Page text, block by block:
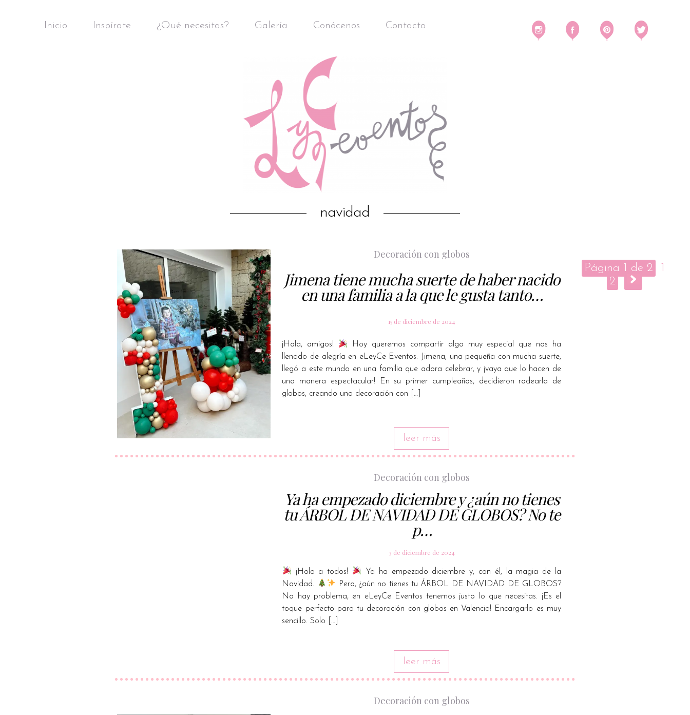
Inicio Inspírate ¿Qué necesitas? Galería Conócenos Contacto
navidad
Decoración con globos
Jimena tiene mucha suerte de haber nacido
en una familia a la que le gusta tanto…
15 de diciembre de 2024
¡Hola, amigos!
Hoy queremos compartir algo muy especial que nos ha
llenado de alegría en eLeyCe Eventos. Jimena, una pequeña con mucha suerte,
llegó a este mundo en una familia que adora celebrar, y ¡vaya que lo hacen de
una manera espectacular! En su primer cumpleaños, decidieron rodearla de
globos, creando una decoración con […]
leer más
Decoración con globos
Ya ha empezado diciembre y ¿aún no tienes
tu ÁRBOL DE NAVIDAD DE GLOBOS? No te
p…
3 de diciembre de 2024
¡Hola a todos!
Ya ha empezado diciembre y, con él, la magia de la
Navidad.
Pero, ¿aún no tienes tu ÁRBOL DE NAVIDAD DE GLOBOS?
No hay problema, en eLeyCe Eventos tenemos justo lo que necesitas. ¡Es el
toque perfecto para tu decoración con globos en Valencia! Encargarlo es muy
sencillo. Solo […]
leer más
Decoración con globos
Página 1 de 2
1
2